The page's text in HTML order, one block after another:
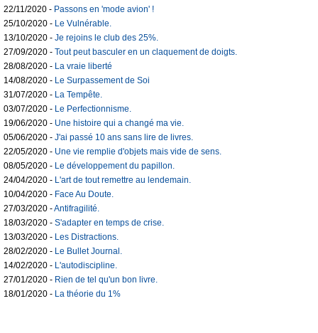
22/11/2020 - Passons en 'mode avion' !
25/10/2020 - Le Vulnérable.
13/10/2020 - Je rejoins le club des 25%.
27/09/2020 - Tout peut basculer en un claquement de doigts.
28/08/2020 - La vraie liberté
14/08/2020 - Le Surpassement de Soi
31/07/2020 - La Tempête.
03/07/2020 - Le Perfectionnisme.
19/06/2020 - Une histoire qui a changé ma vie.
05/06/2020 - J'ai passé 10 ans sans lire de livres.
22/05/2020 - Une vie remplie d'objets mais vide de sens.
08/05/2020 - Le développement du papillon.
24/04/2020 - L'art de tout remettre au lendemain.
10/04/2020 - Face Au Doute.
27/03/2020 -Antifragilité.
18/03/2020 - S'adapter en temps de crise.
13/03/2020 - Les Distractions.
28/02/2020 - Le Bullet Journal.
14/02/2020 - L'autodiscipline.
27/01/2020 - Rien de tel qu'un bon livre.
18/01/2020 - La théorie du 1%